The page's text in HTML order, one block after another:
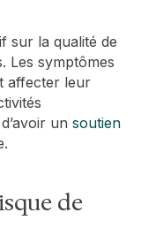
sur la qualité de
Les symptômes
affecter leur
d’avoir unsoutien
de